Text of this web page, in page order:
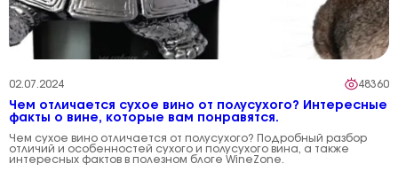
02.07.2024 48360
Чем отличается сухое вино от полусухого? Интересные
факты о вине, которые вам понравятся.
Чем сухое вино отличается от полусухого? Подробный разбор
отличий и особенностей сухого и полусухого вина, а также
интересных фактов в полезном блоге WineZone.